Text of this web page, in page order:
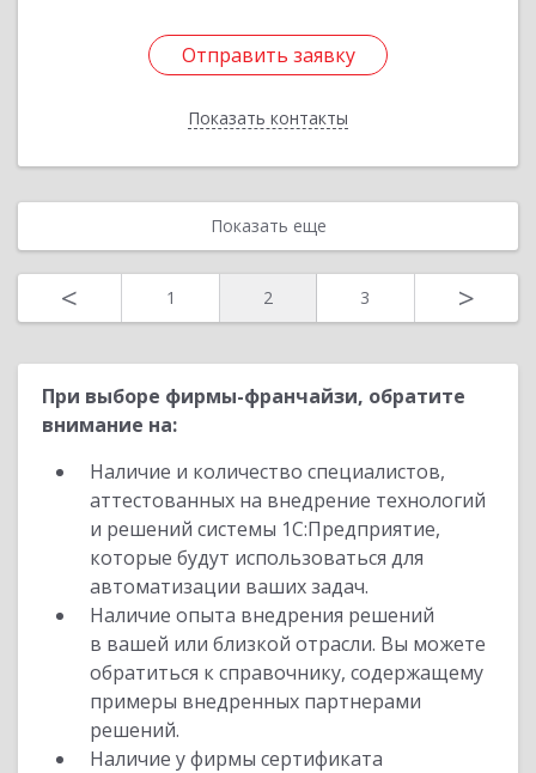
Отправить заявку
Показать контакты
Отправить заявку
Назад
Показать еще
< 1 2 3 >
При выборе фирмы-франчайзи, обратите
внимание на:
Наличие и количество специалистов,
аттестованных на внедрение технологий
и решений системы 1С:Предприятие,
которые будут использоваться для
автоматизации ваших задач.
Наличие опыта внедрения решений
в вашей или близкой отрасли. Вы можете
обратиться к справочнику, содержащему
примеры внедренных партнерами
решений.
Наличие у фирмы сертификата